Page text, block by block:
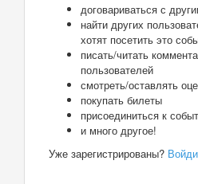
договариваться с
найти других
хотят посетить это
писать/читать
пользователей
смотреть/оставлять
покупать билеты
присоединиться к
и много другое!
Уже зарегистрированы?